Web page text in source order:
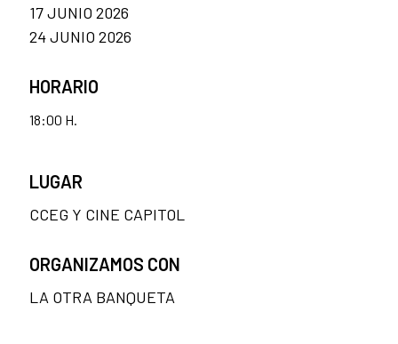
17 JUNIO 2026
24 JUNIO 2026
HORARIO
18:00 H.
LUGAR
CCEG Y CINE CAPITOL
ORGANIZAMOS CON
LA OTRA BANQUETA